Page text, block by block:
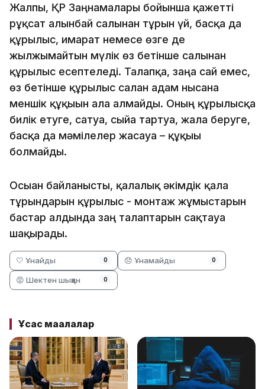
Жалпы, ҚР Заңнамалары бойынша қажетті
рұқсат алынбай салынған тұрғын үй, басқа да
құрылыс, ғимарат немесе өзге де
жылжымайтын мүлік өз бетінше салынған
құрылыс есептеледі. Талапқа, заңға сай емес,
өз бетiнше құрылыс салған адам нысанға
меншiк құқығын ала алмайды. Оның құрылысқа
билiк етуге, сатуға, сыйға тартуға, жалға беруге,
басқа да мәмiлелер жасауға – құқығы
болмайды.
Осыған байланысты, қалалық әкімдік қала
тұрғындарын құрылыс - монтаж жұмыстарын
бастар алдында заң талаптарын сақтауға
шақырады.
🤍 Ұнайды 0 😞 Ұнамайды 0
😡 Шектен шыққан 0
Ұқсас мақалалар